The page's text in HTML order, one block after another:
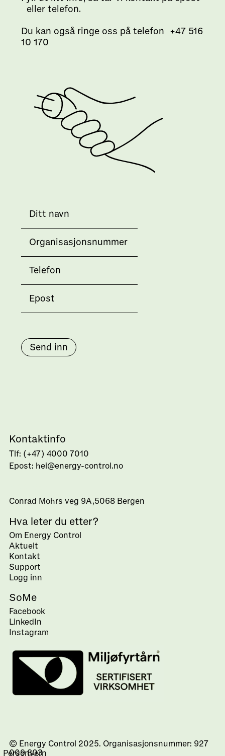
eller telefon.
Du kan også ringe oss på telefon +47 516
10 170
Send inn
Kontaktinfo
Tlf: (+47) 4000 7010
Epost: hei@energy-control.no
Conrad Mohrs veg 9A,5068 Bergen
Hva leter du etter?
Om Energy Control
Aktuelt
Kontakt
Support
Logg inn
SoMe
Facebook
LinkedIn
Instagram
© Energy Control 2025. Organisasjonsnummer: 927
009 803
Personvern